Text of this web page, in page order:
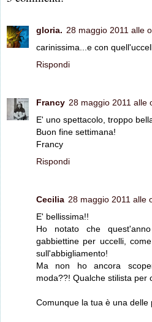
gloria. 28 maggio 2011 alle
carinissima...e con
Rispondi
Francy 28 maggio 2011 alle
E' uno spettacolo, troppo
Buon fine settimana!
Francy
Rispondi
Cecilia 28 maggio 2011 alle
E' bellissima!!
Ho notato che
gabbiettine per uccelli,
sull'abbigliamento!
Ma non ho ancora
moda??! Qualche stilista per
Comunque la tua è una delle